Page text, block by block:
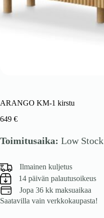
ARANGO KM-1 kirstu
649 €
Toimitusaika: Low Stock
Ilmainen kuljetus
14 päivän palautusoikeus
Jopa 36 kk maksuaikaa
Saatavilla vain verkkokaupasta!